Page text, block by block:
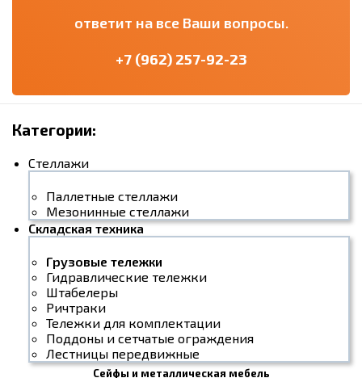
ответит на все Ваши вопросы.
+7 (962) 257-92-23
Категории:
Стеллажи
Паллетные стеллажи
Мезонинные стеллажи
Складская техника
Грузовые тележки
Гидравлические тележки
Штабелеры
Ричтраки
Тележки для комплектации
Поддоны и сетчатые ограждения
Лестницы передвижные
Сейфы и металлическая мебель